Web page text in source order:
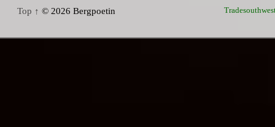
Top ↑ © 2026 Bergpoetin